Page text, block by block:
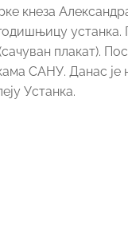
кнеза
плакат).
САНУ. Данас
Устанка.